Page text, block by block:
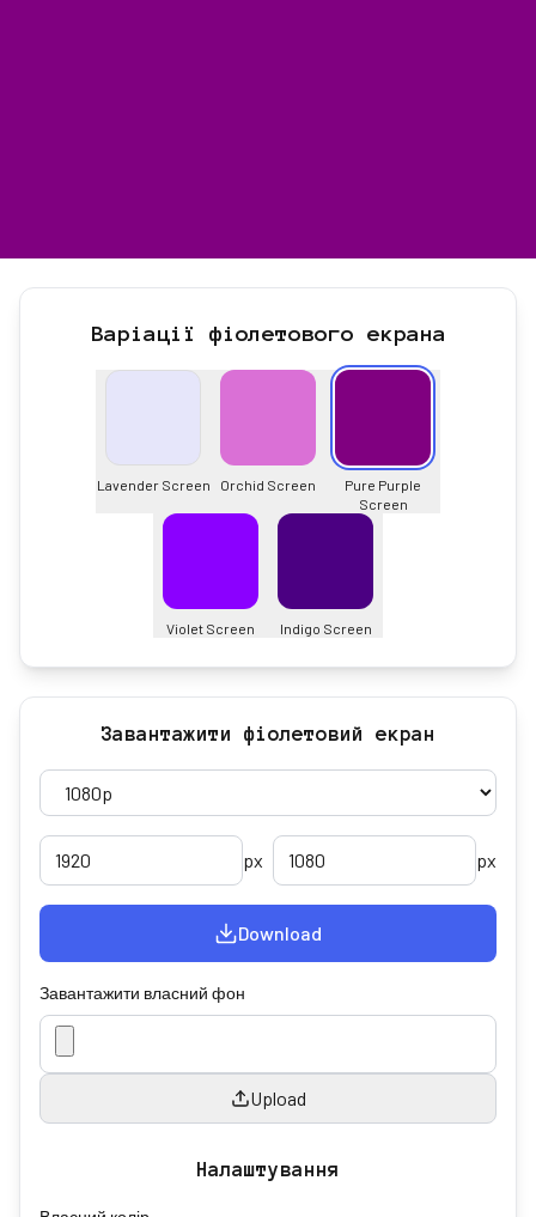
Варіації фіолетового екрана
Lavender Screen Orchid Screen
Pure Purple
Screen
Violet Screen Indigo Screen
Завантажити фіолетовий екран
px px
Download
Завантажити власний фон
Upload
Налаштування